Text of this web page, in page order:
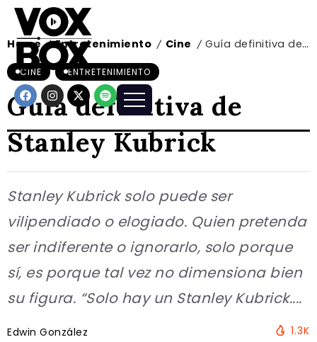
Home / Entretenimiento / Cine / Guía definitiva de Stanley Kubrick
CINE ENTRETENIMIENTO
Guía definitiva de
Stanley Kubrick
Stanley Kubrick solo puede ser
vilipendiado o elogiado. Quien pretenda
ser indiferente o ignorarlo, solo porque
sí, es porque tal vez no dimensiona bien
su figura. “Solo hay un Stanley Kubrick....
Edwin González 1.3K